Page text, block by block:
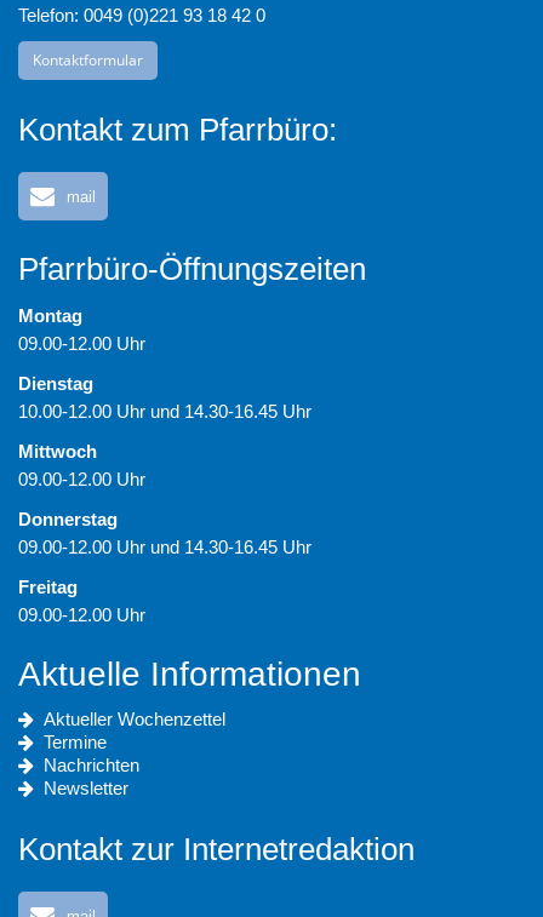
Telefon: 0049 (0)221 93 18 42 0
Kontaktformular
Kontakt zum Pfarrbüro:
mail
Pfarrbüro-Öffnungszeiten
Montag
09.00-12.00 Uhr
Dienstag
10.00-12.00 Uhr und 14.30-16.45 Uhr
Mittwoch
09.00-12.00 Uhr
Donnerstag
09.00-12.00 Uhr und 14.30-16.45 Uhr
Freitag
09.00-12.00 Uhr
Aktuelle Informationen
Aktueller Wochenzettel
Termine
Nachrichten
Newsletter
Kontakt zur Internetredaktion